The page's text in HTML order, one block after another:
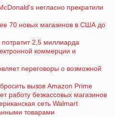
негласно прекратили
70 новых магазинов в США до
2,5 миллиарда
коммерции и
переговоры о возможной
вызов Amazon Prime
работу безкассовых магазинов
сеть Walmart
товарами